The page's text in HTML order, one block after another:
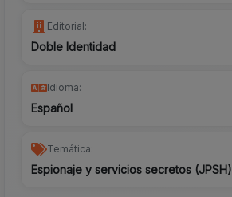
Editorial:
Doble Identidad
Idioma:
Español
Temática:
Espionaje y servicios secretos (JPSH)